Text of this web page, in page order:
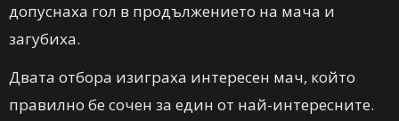
допуснаха гол в продължението на мача и
загубиха.
Двата отбора изиграха интересен мач, който
правилно бе сочен за един от най-интересните.